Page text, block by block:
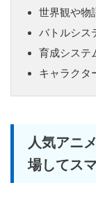
世界観や物
バトルシス
育成システ
キャラクタ
人気アニ
場してス